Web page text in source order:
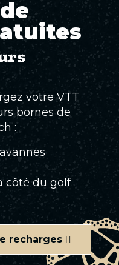
votre VTT
bornes de
:
côté du golf
recharges